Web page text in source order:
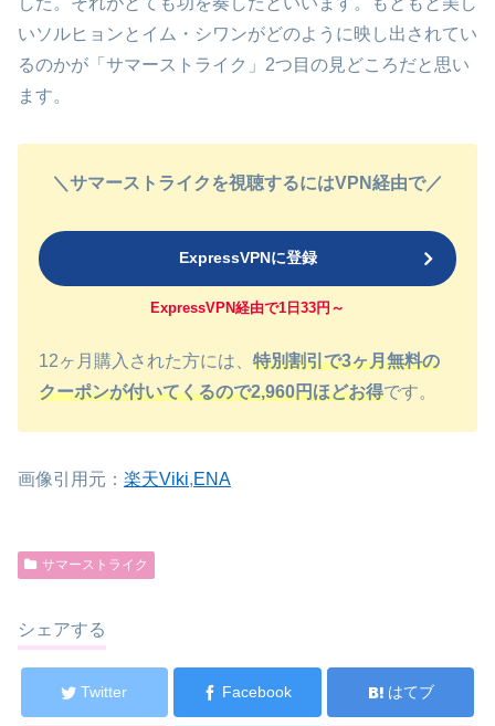
いソルヒョンとイム・シワンがどのように映し出されてい
るのかが「サマーストライク」2つ目の見どころだと思い
ます。
＼サマーストライクを視聴するにはVPN経由で／
ExpressVPNに登録
ExpressVPN経由で1日33円～
12ヶ月購入された方には、 特別割引で3ヶ月無料の
クーポンが付いてくるので2,960円ほどお得です。
画像引用元： 楽天Viki,ENA
サマーストライク
シェアする
Twitter Facebook はてブ